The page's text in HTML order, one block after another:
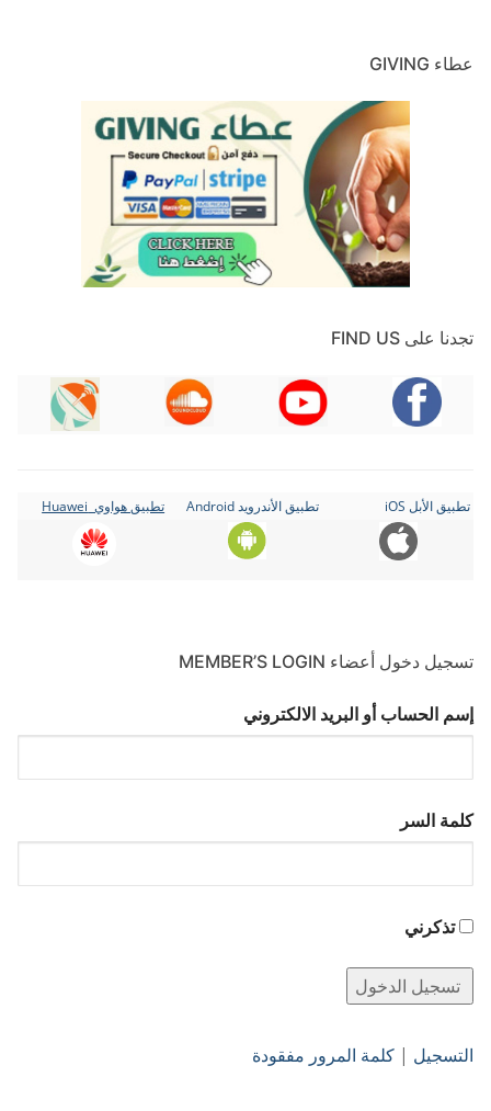
عطاء GIVING
تجدنا على FIND US
تطبيق الأبل iOS تطبيق الأندرويد Android تطبيق هواوي Huawei
تسجيل دخول أعضاء MEMBER’S LOGIN
إسم الحساب أو البريد الالكتروني
كلمة السر
تذكرني
التسجيل | كلمة المرور مفقودة